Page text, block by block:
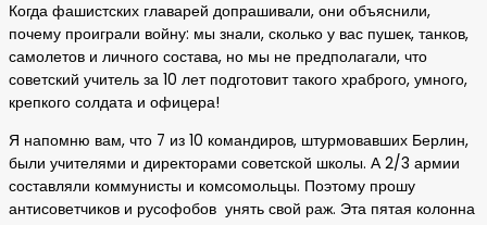
Когда фашистских главарей допрашивали, они объяснили,
почему проиграли войну: мы знали, сколько у вас пушек, танков,
самолетов и личного состава, но мы не предполагали, что
советский учитель за 10 лет подготовит такого храброго, умного,
крепкого солдата и офицера!
Я напомню вам, что 7 из 10 командиров, штурмовавших Берлин,
были учителями и директорами советской школы. А 2/3 армии
составляли коммунисты и комсомольцы. Поэтому прошу
антисоветчиков и русофобов унять свой раж. Эта пятая колонна